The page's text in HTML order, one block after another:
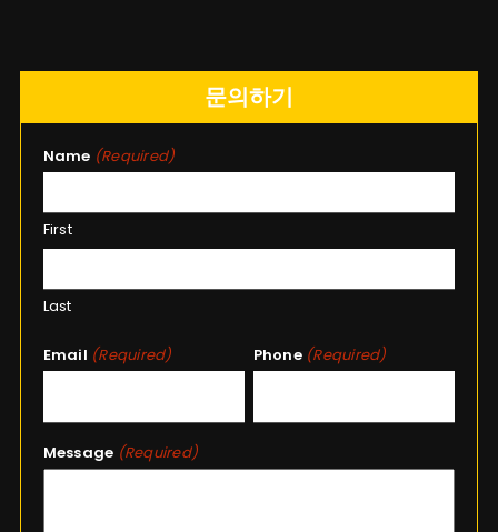
문의하기
Name (Required)
First
Last
Email (Required) Phone (Required)
Message (Required)